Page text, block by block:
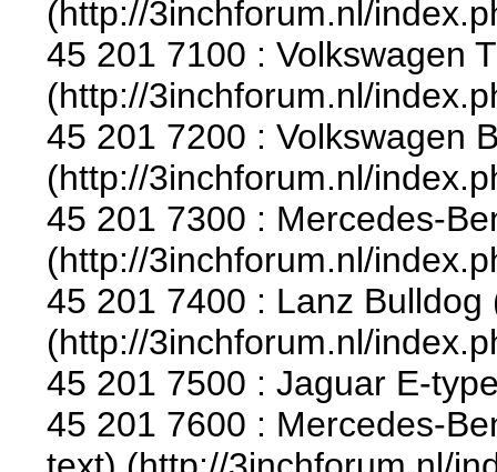
(http://3inchforum.nl/
45 201 7100 : Volkswagen
(http://3inchforum.nl/
45 201 7200 : Volkswagen
(http://3inchforum.nl/
45 201 7300 : Mercedes-
(http://3inchforum.nl/
45 201 7400 : Lanz Bulldog
(http://3inchforum.nl/
45 201 7500 : Jaguar E-
45 201 7600 : Mercedes-